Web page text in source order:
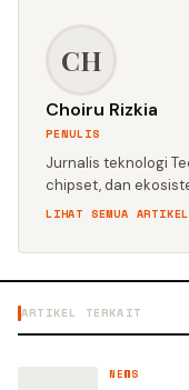
CH
Choiru Rizkia
PENULIS
Jurnalis teknologi
chipset, dan
LIHAT SEMUA
ARTIKEL TERKAIT
NEWS